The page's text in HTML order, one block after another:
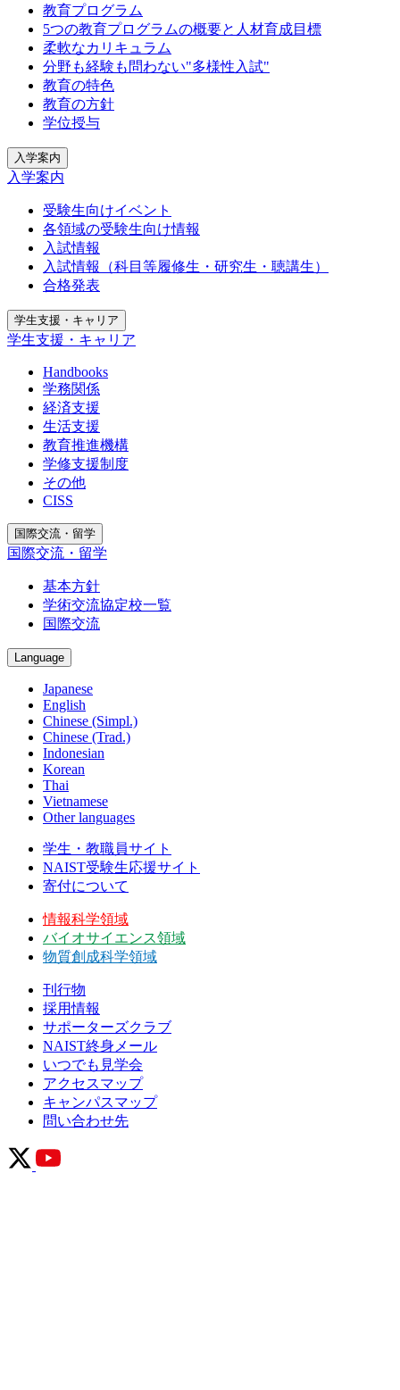
教育プログラム
5つの教育プログラムの概要と人材育成目標
柔軟なカリキュラム
分野も経験も問わない"多様性入試"
教育の特色
教育の方針
学位授与
入学案内
入学案内
受験生向けイベント
各領域の受験生向け情報
入試情報
入試情報（科目等履修生・研究生・聴講生）
合格発表
学生支援・キャリア
学生支援・キャリア
Handbooks
学務関係
経済支援
生活支援
教育推進機構
学修支援制度
その他
CISS
国際交流・留学
国際交流・留学
基本方針
学術交流協定校一覧
国際交流
Language
Japanese
English
Chinese (Simpl.)
Chinese (Trad.)
Indonesian
Korean
Thai
Vietnamese
Other languages
学生・教職員サイト
NAIST受験生応援サイト
寄付について
情報科学領域
バイオサイエンス領域
物質創成科学領域
刊行物
採用情報
サポーターズクラブ
NAIST終身メール
いつでも見学会
アクセスマップ
キャンパスマップ
問い合わせ先